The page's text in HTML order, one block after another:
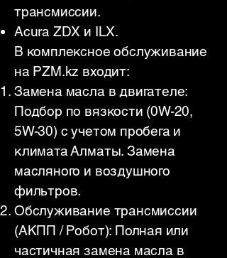
трансмиссии.
Acura ZDX и ILX.
В комплексное обслуживание
на PZM.kz входит:
Замена масла в двигателе:
Подбор по вязкости (0W-20,
5W-30) с учетом пробега и
климата Алматы. Замена
масляного и воздушного
фильтров.
Обслуживание трансмиссии
(АКПП / Робот): Полная или
частичная замена масла в